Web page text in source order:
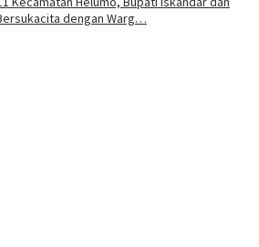
dengan Warg…